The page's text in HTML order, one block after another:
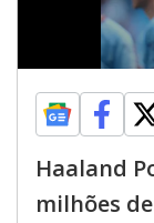
Haaland
milhões